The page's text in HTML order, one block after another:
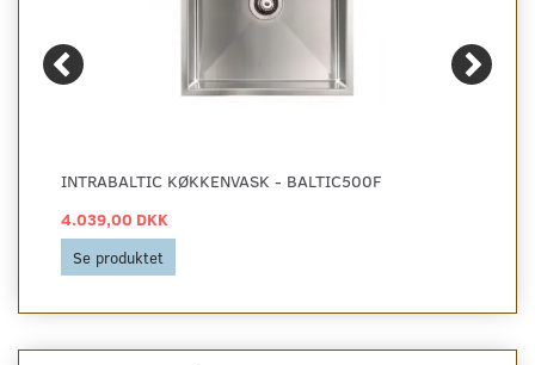
INTRABALTIC KØKKENVASK - BALTIC500F
4.039,00 DKK
Se produktet